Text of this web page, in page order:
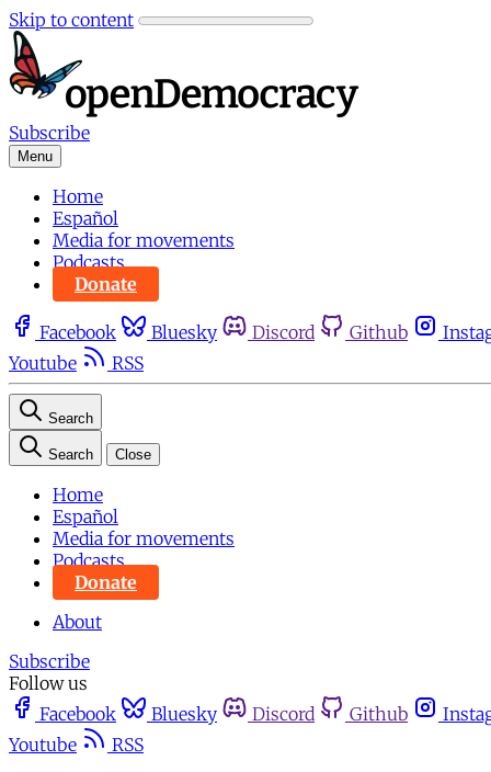
Skip to content
Subscribe
Menu
Home
Español
Media for movements
Podcasts
Donate
Facebook Bluesky Discord Github
Youtube
RSS
Search
Search Close
Home
Español
Media for movements
Podcasts
Donate
About
Subscribe
Follow us
Facebook
Bluesky Discord Github
Youtube
RSS